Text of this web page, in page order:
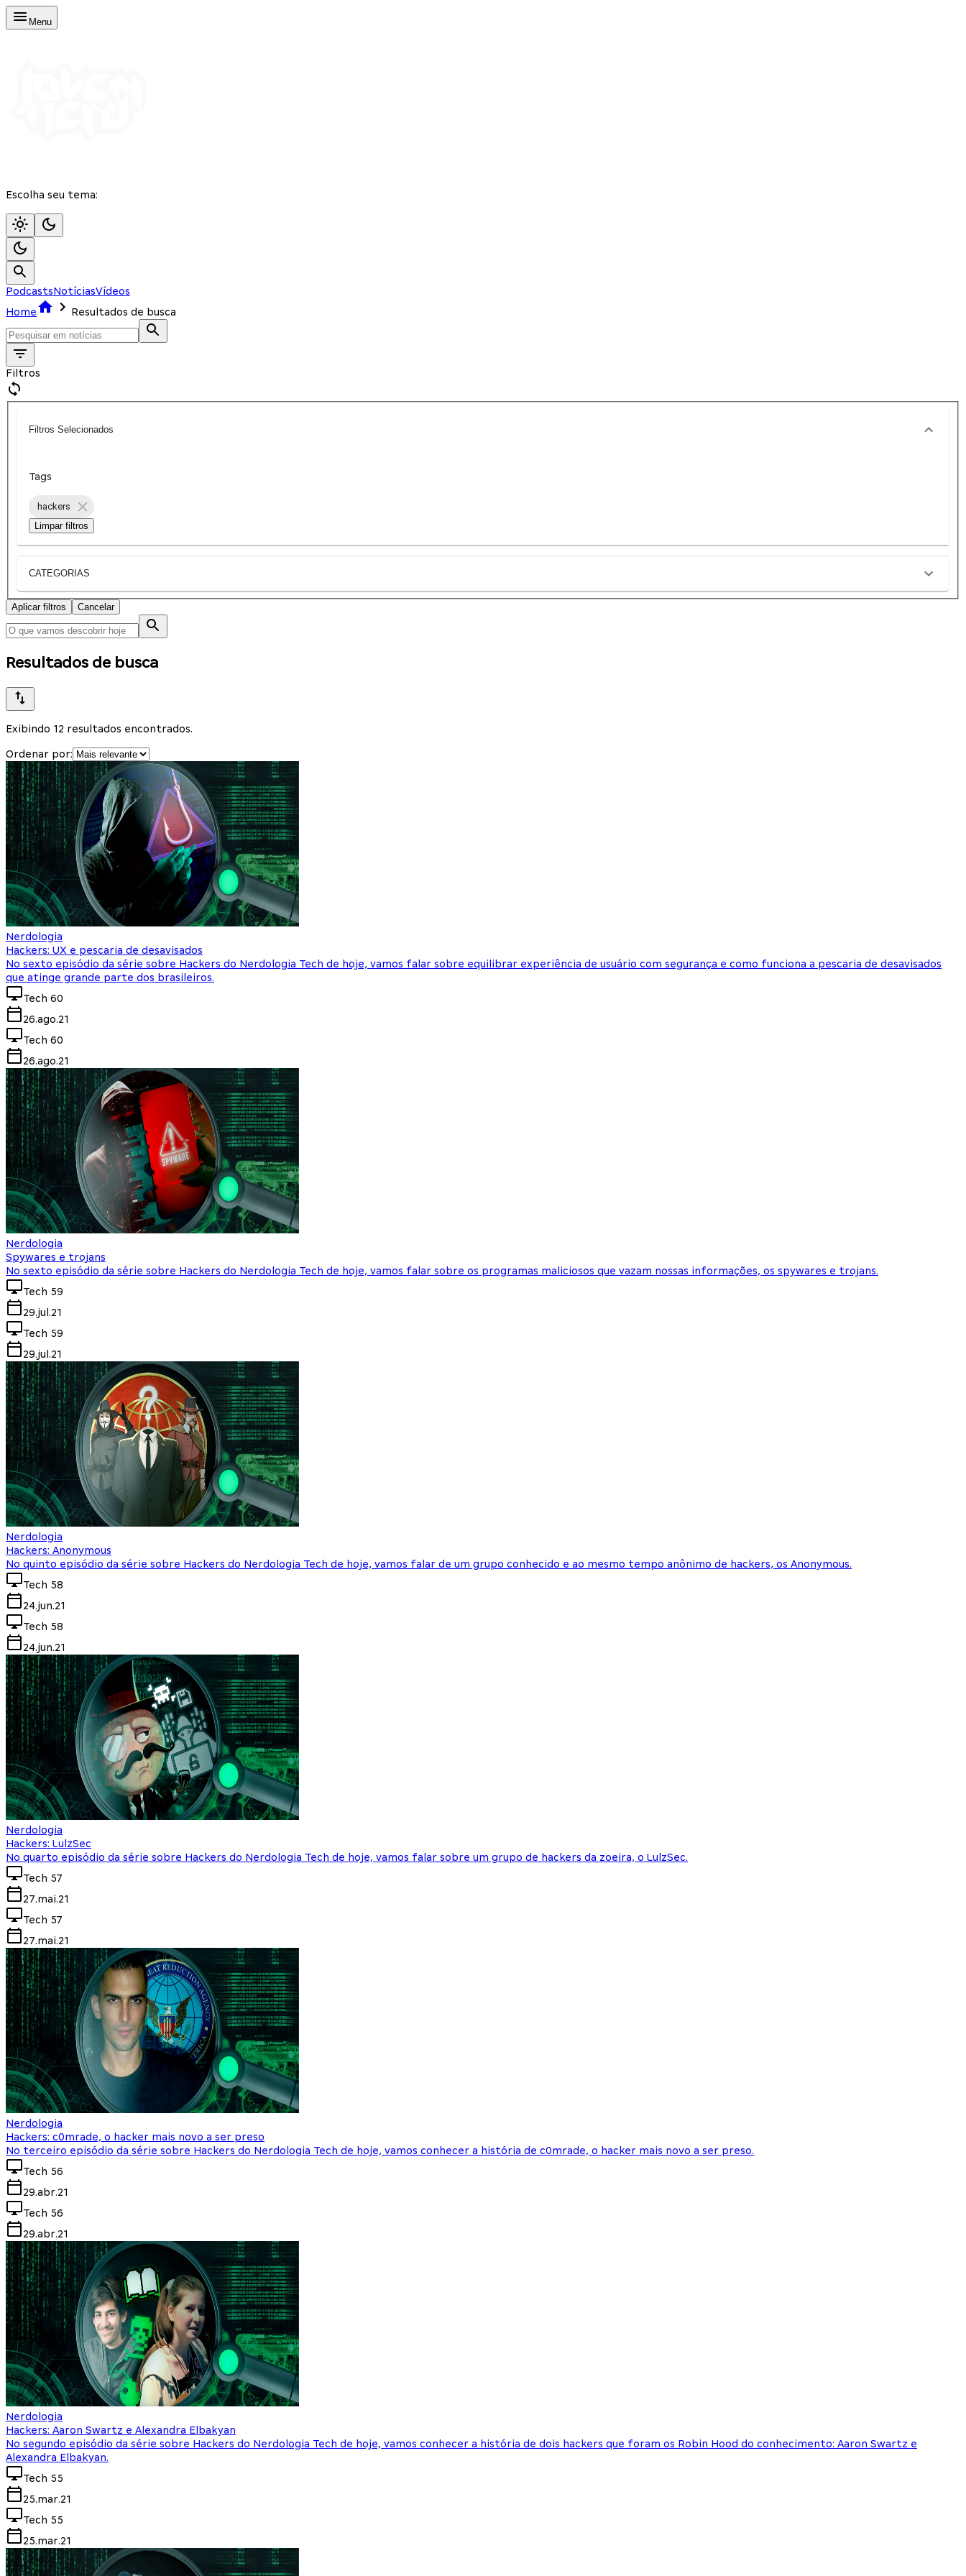
Menu
Escolha seu tema:
PodcastsNotíciasVídeos
Home
Resultados de busca
Filtros
Filtros Selecionados
Tags
hackers
Limpar filtros
CATEGORIAS
Aplicar filtros Cancelar
Resultados de busca
Exibindo 12 resultados encontrados.
Ordenar por:
Nerdologia
Hackers: UX e pescaria de desavisados
No sexto episódio da série sobre Hackers do Nerdologia Tech de hoje, vamos falar sobre equilibrar experiência de usuário com segurança e como funciona a pescaria de desavisados
que atinge grande parte dos brasileiros.
Tech 60
26.ago.21
Tech 60
26.ago.21
Nerdologia
Spywares e trojans
No sexto episódio da série sobre Hackers do Nerdologia Tech de hoje, vamos falar sobre os programas maliciosos que vazam nossas informações, os spywares e trojans.
Tech 59
29.jul.21
Tech 59
29.jul.21
Nerdologia
Hackers: Anonymous
No quinto episódio da série sobre Hackers do Nerdologia Tech de hoje, vamos falar de um grupo conhecido e ao mesmo tempo anônimo de hackers, os Anonymous.
Tech 58
24.jun.21
Tech 58
24.jun.21
Nerdologia
Hackers: LulzSec
No quarto episódio da série sobre Hackers do Nerdologia Tech de hoje, vamos falar sobre um grupo de hackers da zoeira, o LulzSec.
Tech 57
27.mai.21
Tech 57
27.mai.21
Nerdologia
Hackers: c0mrade, o hacker mais novo a ser preso
No terceiro episódio da série sobre Hackers do Nerdologia Tech de hoje, vamos conhecer a história de c0mrade, o hacker mais novo a ser preso.
Tech 56
29.abr.21
Tech 56
29.abr.21
Nerdologia
Hackers: Aaron Swartz e Alexandra Elbakyan
No segundo episódio da série sobre Hackers do Nerdologia Tech de hoje, vamos conhecer a história de dois hackers que foram os Robin Hood do conhecimento: Aaron Swartz e
Alexandra Elbakyan.
Tech 55
25.mar.21
Tech 55
25.mar.21